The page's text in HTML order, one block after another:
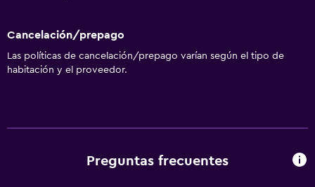
Mostrador de información turística
Recepción 24 horas
Cancelación/prepago
Las políticas de cancelación/prepago varían según el tipo de
habitación y el proveedor.
Preguntas frecuentes